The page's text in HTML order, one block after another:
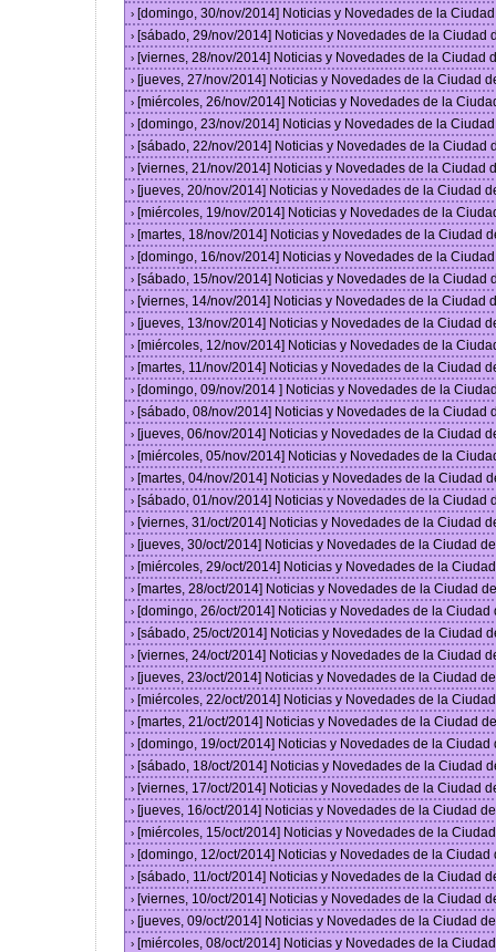
› [domingo, 30/nov/2014] Noticias y Novedades de la
› [sábado, 29/nov/2014] Noticias y Novedades de la Ciudad
› [viernes, 28/nov/2014] Noticias y Novedades de la Ciudad
› [jueves, 27/nov/2014] Noticias y Novedades de la Ciudad
› [miércoles, 26/nov/2014] Noticias y Novedades de la
› [domingo, 23/nov/2014] Noticias y Novedades de la
› [sábado, 22/nov/2014] Noticias y Novedades de la Ciudad
› [viernes, 21/nov/2014] Noticias y Novedades de la Ciudad
› [jueves, 20/nov/2014] Noticias y Novedades de la Ciudad
› [miércoles, 19/nov/2014] Noticias y Novedades de la
› [martes, 18/nov/2014] Noticias y Novedades de la Ciudad
› [domingo, 16/nov/2014] Noticias y Novedades de la
› [sábado, 15/nov/2014] Noticias y Novedades de la Ciudad
› [viernes, 14/nov/2014] Noticias y Novedades de la Ciudad
› [jueves, 13/nov/2014] Noticias y Novedades de la Ciudad
› [miércoles, 12/nov/2014] Noticias y Novedades de la
› [martes, 11/nov/2014] Noticias y Novedades de la Ciudad
› [domingo, 09/nov/2014 ] Noticias y Novedades de la
› [sábado, 08/nov/2014] Noticias y Novedades de la Ciudad
› [jueves, 06/nov/2014] Noticias y Novedades de la Ciudad
› [miércoles, 05/nov/2014] Noticias y Novedades de la
› [martes, 04/nov/2014] Noticias y Novedades de la Ciudad
› [sábado, 01/nov/2014] Noticias y Novedades de la Ciudad
› [viernes, 31/oct/2014] Noticias y Novedades de la Ciudad
› [jueves, 30/oct/2014] Noticias y Novedades de la Ciudad
› [miércoles, 29/oct/2014] Noticias y Novedades de la
› [martes, 28/oct/2014] Noticias y Novedades de la Ciudad
› [domingo, 26/oct/2014] Noticias y Novedades de la
› [sábado, 25/oct/2014] Noticias y Novedades de la Ciudad
› [viernes, 24/oct/2014] Noticias y Novedades de la Ciudad
› [jueves, 23/oct/2014] Noticias y Novedades de la Ciudad
› [miércoles, 22/oct/2014] Noticias y Novedades de la
› [martes, 21/oct/2014] Noticias y Novedades de la Ciudad
› [domingo, 19/oct/2014] Noticias y Novedades de la
› [sábado, 18/oct/2014] Noticias y Novedades de la Ciudad
› [viernes, 17/oct/2014] Noticias y Novedades de la Ciudad
› [jueves, 16/oct/2014] Noticias y Novedades de la Ciudad
› [miércoles, 15/oct/2014] Noticias y Novedades de la
› [domingo, 12/oct/2014] Noticias y Novedades de la
› [sábado, 11/oct/2014] Noticias y Novedades de la Ciudad
› [viernes, 10/oct/2014] Noticias y Novedades de la Ciudad
› [jueves, 09/oct/2014] Noticias y Novedades de la Ciudad
› [miércoles, 08/oct/2014] Noticias y Novedades de la